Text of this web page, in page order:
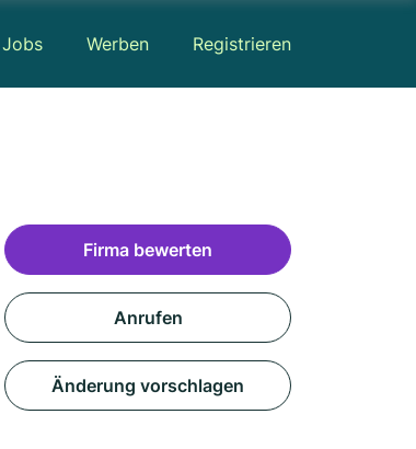
Jobs Werben Registrieren
Firma bewerten
Anrufen
Änderung vorschlagen